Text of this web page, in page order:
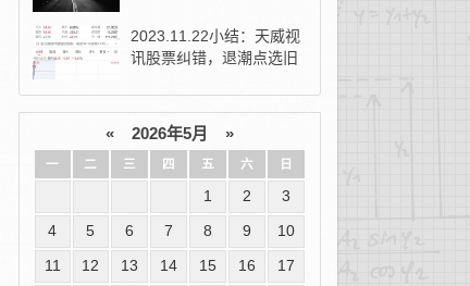
2023.11.22小结：天威视
讯股票纠错，退潮点选旧
« 2026年5月 »
一 二 三 四 五 六 日
1 2
3
4
5 6 7 8 9
10
11
12 13 14 15 16
17